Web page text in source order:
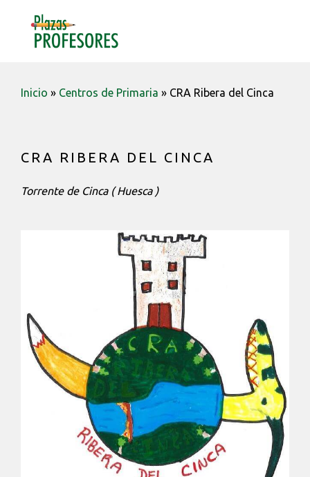
principal
contenido
lateralInicio » Centros de Primaria » CRA Ribera del Cinca
CRA RIBERA DEL CINCA
Torrente de Cinca ( Huesca )